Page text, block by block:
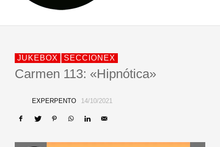
JUKEBOX SECCIONEX
Carmen 113: «Hipnótica»
EXPERPENTO 14/10/2021